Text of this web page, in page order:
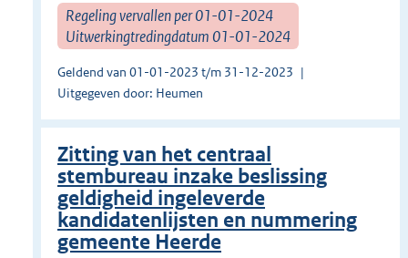
Regeling vervallen per 01-01-2024
Uitwerkingtredingdatum 01-01-2024
Geldend van 01-01-2023 t/m 31-12-2023
Uitgegeven door: Heumen
Zitting van het centraal
stembureau inzake beslissing
geldigheid ingeleverde
kandidatenlijsten en nummering
gemeente Heerde